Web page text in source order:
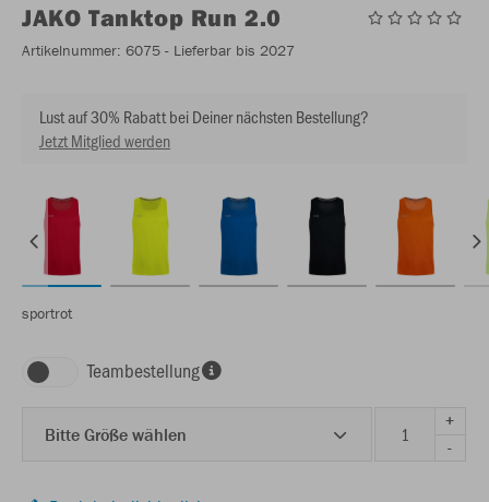
JAKO Tanktop Run 2.0
Artikelnummer: 6075 - Lieferbar bis 2027
Lust auf 30% Rabatt bei Deiner nächsten Bestellung?
Jetzt Mitglied werden
sportrot
Teambestellung
Bitte Größe wählen
+
-